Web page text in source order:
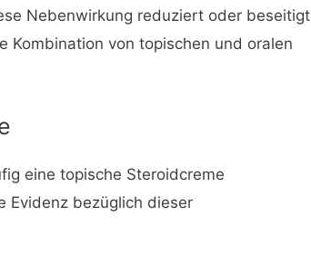
Nebenwirkung reduziert oder beseitigt
Kombination von topischen und oralen
eine topische Steroidcreme
Evidenz bezüglich dieser